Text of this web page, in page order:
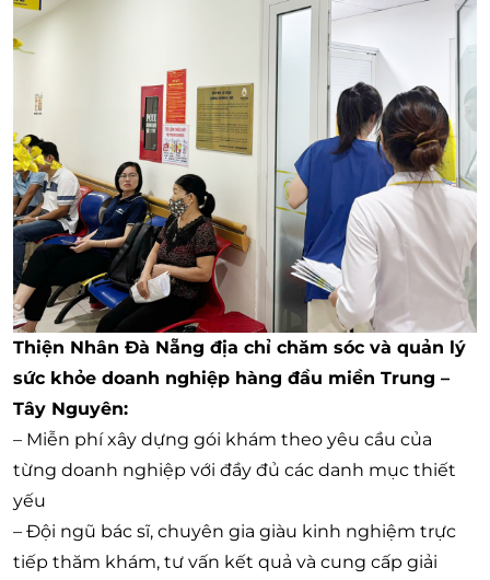
Thiện Nhân Đà Nẵng địa chỉ chăm sóc và quản lý
sức khỏe doanh nghiệp hàng đầu miền Trung –
Tây Nguyên:
– Miễn phí xây dựng gói khám theo yêu cầu của
từng doanh nghiệp với đầy đủ các danh mục thiết
yếu
– Đội ngũ bác sĩ, chuyên gia giàu kinh nghiệm trực
tiếp thăm khám, tư vấn kết quả và cung cấp giải